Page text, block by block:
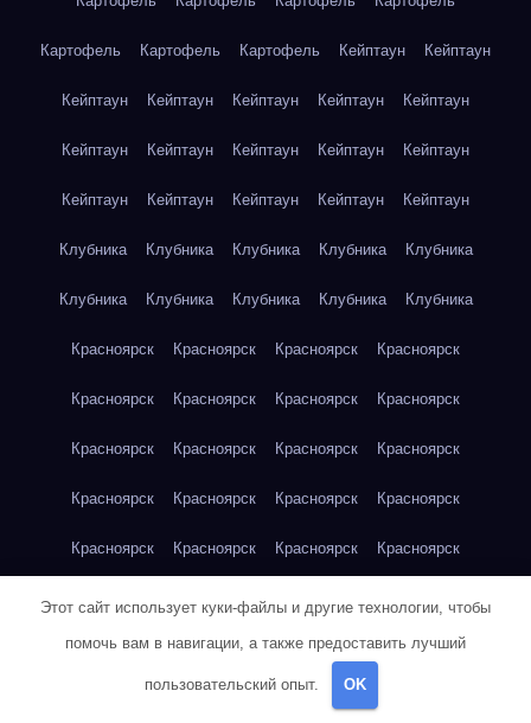
Картофель Картофель Картофель Кейптаун Кейптаун
Кейптаун Кейптаун Кейптаун Кейптаун Кейптаун
Кейптаун Кейптаун Кейптаун Кейптаун Кейптаун
Кейптаун Кейптаун Кейптаун Кейптаун Кейптаун
Клубника Клубника Клубника Клубника Клубника
Клубника Клубника Клубника Клубника Клубника
Красноярск Красноярск Красноярск Красноярск
Красноярск Красноярск Красноярск Красноярск
Красноярск Красноярск Красноярск Красноярск
Красноярск Красноярск Красноярск Красноярск
Красноярск Красноярск Красноярск Красноярск
Красноярск Кукуруза Кукуруза
Кукуруза Кукуруза Кукуруза Кукуруза Кукуруза
Этот сайт использует куки-файлы и другие технологии, чтобы
помочь вам в навигации, а также предоставить лучший
пользовательский опыт. OK